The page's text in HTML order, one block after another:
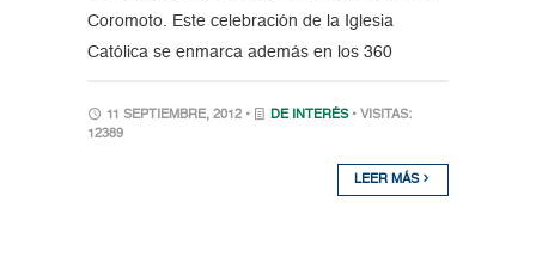
Coromoto. Este celebración de la Iglesia
Católica se enmarca además en los 360
11 SEPTIEMBRE, 2012 • DE INTERÉS • VISITAS:
12389
LEER MÁS